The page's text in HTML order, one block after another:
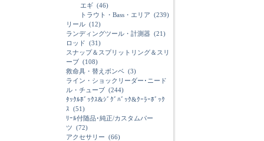
エギ (46)
トラウト・Bass・エリア (239)
リール (12)
ランディングツール・計測器 (21)
ロッド (31)
スナップ＆スプリットリング＆スリ
ーブ (108)
救命具・替えボンベ (3)
ライン・ショックリーダー･ニード
ル・チューブ (244)
ﾀｯｸﾙﾎﾞｯｸｽ&ｼﾞｸﾞﾊﾞｯｸ&ｸｰﾗｰﾎﾞｯｸ
ｽ (51)
ﾘｰﾙ付随品･純正/カスタムパー
ツ (72)
アクセサリー (66)